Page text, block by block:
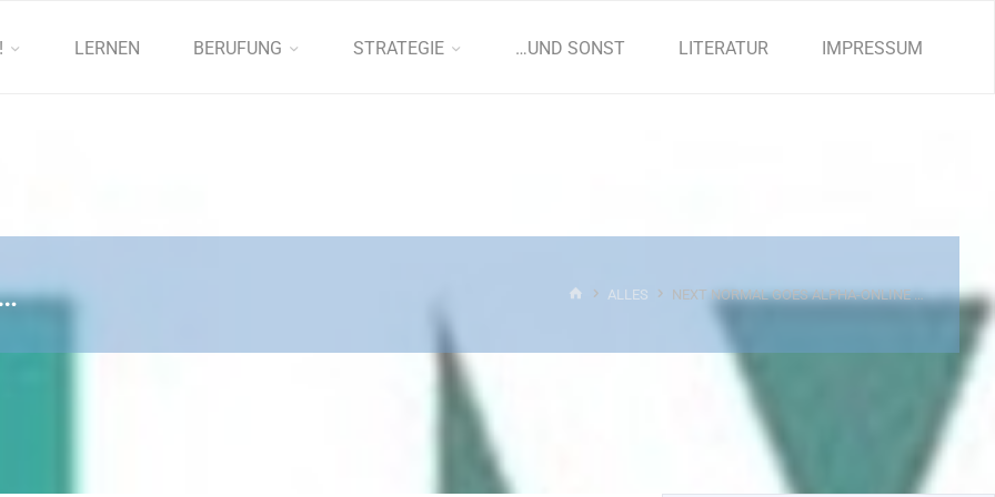
LERNEN BERUFUNG STRATEGIE …UND SONST LITERATUR IMPRESSUM
STARTALLES NEXT NORMAL GOES ALPHA-ONLINE …